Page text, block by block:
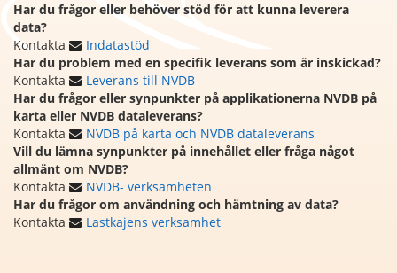
Har du frågor eller behöver stöd för att kunna leverera
data?
Kontakta
Indatastöd
Har du problem med en specifik leverans som är inskickad?
Kontakta
Leverans till NVDB
Har du frågor eller synpunkter på applikationerna NVDB på
karta eller NVDB dataleverans?
Kontakta
NVDB på karta och NVDB dataleverans
Vill du lämna synpunkter på innehållet eller fråga något
allmänt om NVDB?
Kontakta
NVDB- verksamheten
Har du frågor om användning och hämtning av data?
Kontakta
Lastkajens verksamhet